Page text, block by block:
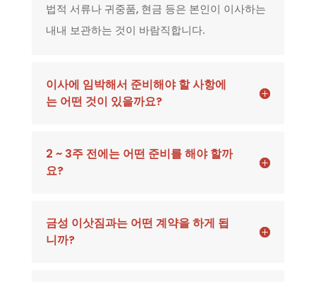
법적 서류나 귀중품, 현금 등은 본인이 이사하는
내내 보관하는 것이 바람직합니다.
이사에 임박해서 준비해야 할 사항에
는 어떤 것이 있을까요?
2 ~ 3주 전에는 어떤 준비를 해야 할까
요?
금성 이삿짐과는 어떤 계약을 하게 됩
니까?